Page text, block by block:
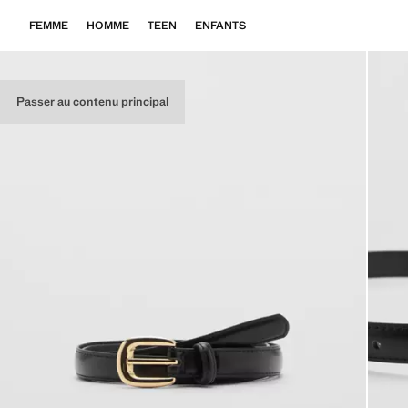
Passer au contenu principal
FEMME HOMME TEEN ENFANTS